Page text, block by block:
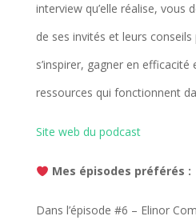
interview qu’elle réalise, vous
de ses invités et leurs
s’inspirer, gagner en
ressources qui fonctionnent
Site web du podcast
Mes épisodes préférés :
Dans l’épisode #6 – Elinor